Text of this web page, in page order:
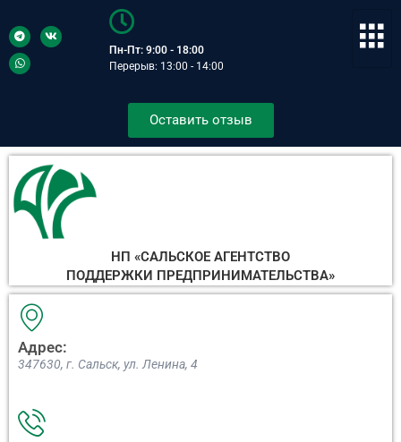
Пн-Пт: 9:00 - 18:00
Перерыв: 13:00 - 14:00
Оставить отзыв
НП «САЛЬСКОЕ АГЕНТСТВО
ПОДДЕРЖКИ ПРЕДПРИНИМАТЕЛЬСТВА»
Адрес:
347630, г. Сальск, ул. Ленина, 4​